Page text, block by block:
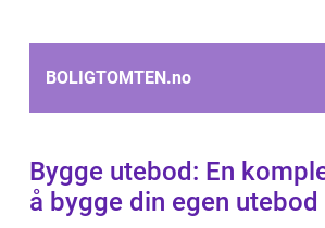
BOLIGTOMTEN.no
Bygge utebod: En
å bygge din egen utebod